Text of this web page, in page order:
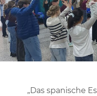
„Das spanische